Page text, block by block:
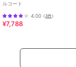
ルコート
4.00 （3件）
¥7,788